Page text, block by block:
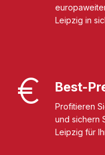
Leipzig in
Best-
Profitieren
und sichern
Leipzig für